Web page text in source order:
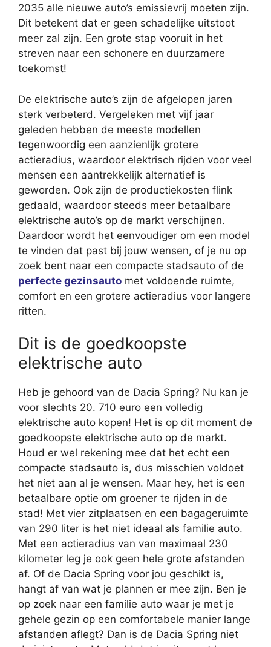
2035 alle nieuwe auto’s emissievrij moeten zijn.
Dit betekent dat er geen schadelijke uitstoot
meer zal zijn. Een grote stap vooruit in het
streven naar een schonere en duurzamere
toekomst!
De elektrische auto’s zijn de afgelopen jaren
sterk verbeterd. Vergeleken met vijf jaar
geleden hebben de meeste modellen
tegenwoordig een aanzienlijk grotere
actieradius, waardoor elektrisch rijden voor veel
mensen een aantrekkelijk alternatief is
geworden. Ook zijn de productiekosten flink
gedaald, waardoor steeds meer betaalbare
elektrische auto’s op de markt verschijnen.
Daardoor wordt het eenvoudiger om een model
te vinden dat past bij jouw wensen, of je nu op
zoek bent naar een compacte stadsauto of de
perfecte gezinsauto met voldoende ruimte,
comfort en een grotere actieradius voor langere
ritten.
Dit is de goedkoopste
elektrische auto
Heb je gehoord van de Dacia Spring? Nu kan je
voor slechts 20. 710 euro een volledig
elektrische auto kopen! Het is op dit moment de
goedkoopste elektrische auto op de markt.
Houd er wel rekening mee dat het echt een
compacte stadsauto is, dus misschien voldoet
het niet aan al je wensen. Maar hey, het is een
betaalbare optie om groener te rijden in de
stad! Met vier zitplaatsen en een bagageruimte
van 290 liter is het niet ideaal als familie auto.
Met een actieradius van van maximaal 230
kilometer leg je ook geen hele grote afstanden
af. Of de Dacia Spring voor jou geschikt is,
hangt af van wat je plannen er mee zijn. Ben je
op zoek naar een familie auto waar je met je
gehele gezin op een comfortabele manier lange
afstanden aflegt? Dan is de Dacia Spring niet